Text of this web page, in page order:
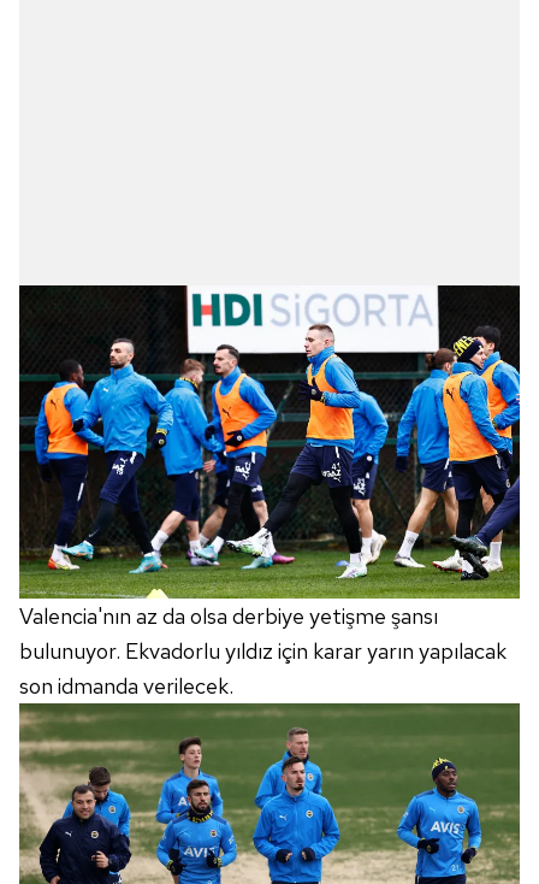
Valencia'nın az da olsa derbiye yetişme şansı
bulunuyor. Ekvadorlu yıldız için karar yarın yapılacak
son idmanda verilecek.